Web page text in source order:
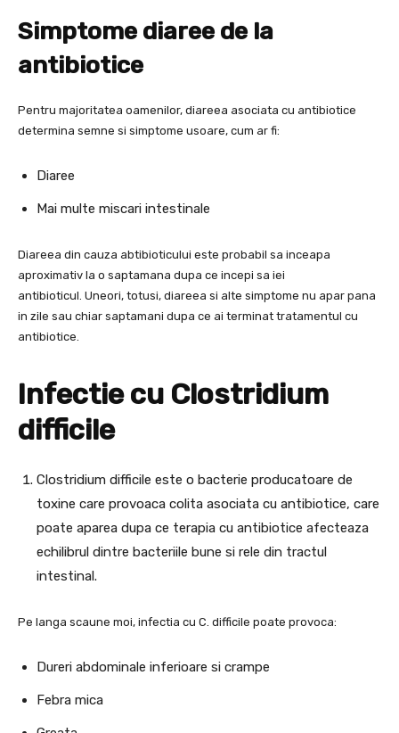
Simptome diaree de la
antibiotice
Pentru majoritatea oamenilor, diareea asociata cu antibiotice
determina semne si simptome usoare, cum ar fi:
Diaree
Mai multe miscari intestinale
Diareea din cauza abtibioticului este probabil sa inceapa
aproximativ la o saptamana dupa ce incepi sa iei
antibioticul. Uneori, totusi, diareea si alte simptome nu apar pana
in zile sau chiar saptamani dupa ce ai terminat tratamentul cu
antibiotice.
Infectie cu Clostridium
difficile
Clostridium difficile este o bacterie producatoare de
toxine care provoaca colita asociata cu antibiotice, care
poate aparea dupa ce terapia cu antibiotice afecteaza
echilibrul dintre bacteriile bune si rele din tractul
intestinal.
Pe langa scaune moi, infectia cu C. difficile poate provoca:
Dureri abdominale inferioare si crampe
Febra mica